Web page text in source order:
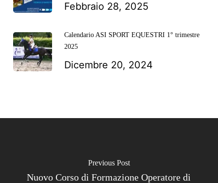
Febbraio 28, 2025
Calendario ASI SPORT EQUESTRI 1° trimestre
2025
Dicembre 20, 2024
Previous Post
Nuovo Corso di Formazione Operatore di